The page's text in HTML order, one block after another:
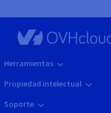
Herramientas
Propiedad intelectual
Soporte